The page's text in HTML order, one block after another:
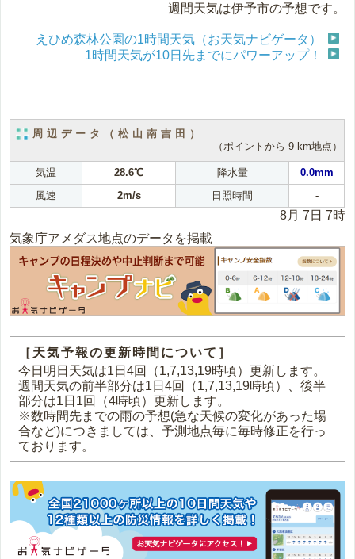
週間天気は伊予市の予想です。
えひめ森林公園の1時間天気（お天気ナビゲータ）
1時間天気が10日先までにパワーアップ！
周辺データ（松山南吉田）
（ポイントから 9 km地点）
気温 28.6℃ 降水量
0.0mm
風速
2m/s 日照時間 -
8月 7日 7時
気象庁アメダス地点のデータを掲載
［天気予報の更新時間について］
今日明日天気は1日4回（1,7,13,19時頃）更新します。
週間天気の前半部分は1日4回（1,7,13,19時頃）、後半
部分は1日1回（4時頃）更新します。
※数時間先までの雨の予想(急な天候の変化があった場
合など)につきましては、予測地点毎に毎時修正を行っ
ております。